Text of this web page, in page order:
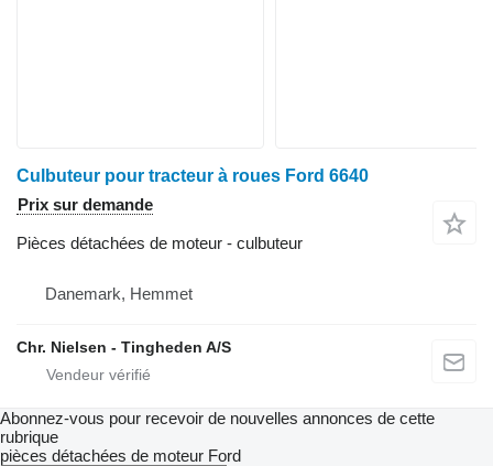
Culbuteur pour tracteur à roues Ford 6640
Prix sur demande
Pièces détachées de moteur - culbuteur
Danemark, Hemmet
Chr. Nielsen - Tingheden A/S
Abonnez-vous pour recevoir de nouvelles annonces de cette
rubrique
pièces détachées de moteur Ford